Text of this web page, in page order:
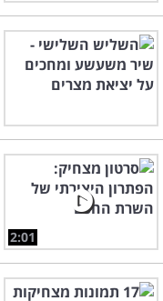
2:01